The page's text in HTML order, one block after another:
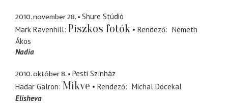
2010. november 28.
Shure Stúdió
Mark Ravenhill Piszkos fotók Rendező
Németh
Ákos
Nadia
2010. október 8.
Pesti Színház
Hadar Galron Mikve Rendező
Michal Docekal
Elisheva